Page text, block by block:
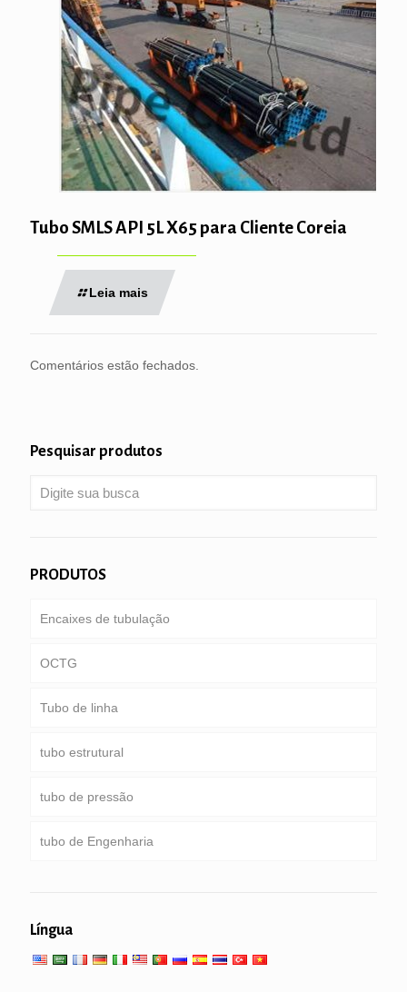
Tubo SMLS API 5L X65 para Cliente Coreia
Leia mais
Comentários estão fechados.
Pesquisar produtos
PRODUTOS
Encaixes de tubulação
OCTG
Tubulação & letras maiusculas e minúsculas
Tubo de perfuração
tubo de perfuração peso pesado & colar de
Tubo de linha
gasoduto comum
Serviço especial e revestido & tubos revestidos
tubo estrutural
Redonda, Praça & tubo retangular
Tubulação galvanizada
tubo de pressão
Caldeira, trocador de calor, condensador & tubo de
tubo de Engenharia
tubo de mecânica e de precisão
Língua